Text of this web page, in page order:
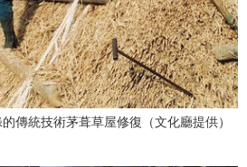
傳統技術茅葺草屋修復（文化廳提供）